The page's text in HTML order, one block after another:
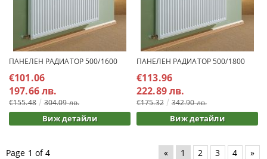
ПАНЕЛЕН РАДИАТОР 500/1600
€101.06
197.66 лв.
€155.48 304.09 лв.
Виж детайли
ПАНЕЛЕН РАДИАТОР 500/1800
€113.96
222.89 лв.
€175.32 342.90 лв.
Виж детайли
Page 1 of 4 « 1 2 3 4 »